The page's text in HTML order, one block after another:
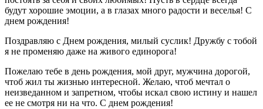
будут хорошие эмоции, а в глазах много радости и веселья! С
днем рождения!
Поздравляю с Днем рождения, милый суслик! Дружбу с тобой
я не променяю даже на живого единорога!
Пожелаю тебе в день рождения, мой друг, мужчина дорогой,
чтоб жил ты жизнью интересной. Желаю, чтоб мечтал о
неизведанном и запретном, чтобы искал свою истину и нашел
ее не смотря ни на что. С днем рождения!